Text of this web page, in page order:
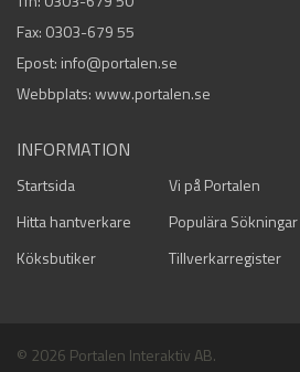
Fax: 0303-679 55
Epost: info@portalen.se
Webbplats: www.portalen.se
INFORMATION
Startsida Vi på Portalen
Hitta hantverkare
Populära Sökningar
Köksbutiker
Tillverkarregister
© 2026 Portalen Interaktiv AB.